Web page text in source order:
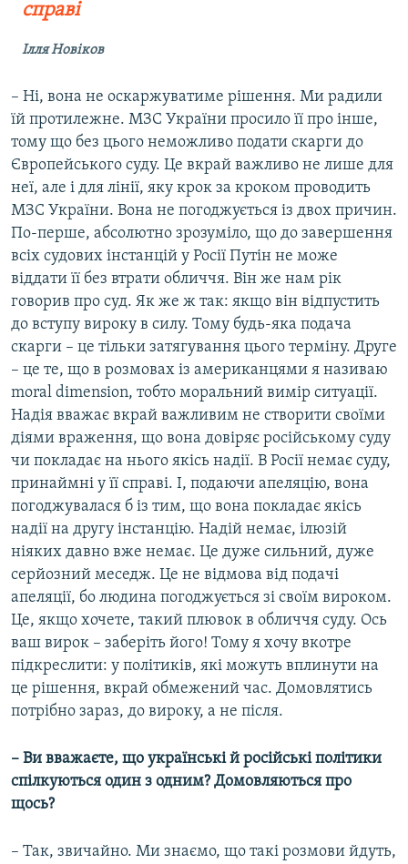
справі
Ілля Новіков
– Ні, вона не оскаржуватиме рішення. Ми радили
їй протилежне. МЗС України просило її про інше,
тому що без цього неможливо подати скарги до
Європейського суду. Це вкрай важливо не лише для
неї, але і для лінії, яку крок за кроком проводить
МЗС України. Вона не погоджується із двох причин.
По-перше, абсолютно зрозуміло, що до завершення
всіх судових інстанцій у Росії Путін не може
віддати її без втрати обличчя. Він же нам рік
говорив про суд. Як же ж так: якщо він відпустить
до вступу вироку в силу. Тому будь-яка подача
скарги – це тільки затягування цього терміну. Друге
– це те, що в розмовах із американцями я називаю
moral dimension, тобто моральний вимір ситуації.
Надія вважає вкрай важливим не створити своїми
діями враження, що вона довіряє російському суду
чи покладає на нього якісь надії. В Росії немає суду,
принаймні у її справі. І, подаючи апеляцію, вона
погоджувалася б із тим, що вона покладає якісь
надії на другу інстанцію. Надій немає, ілюзій
ніяких давно вже немає. Це дуже сильний, дуже
серйозний меседж. Це не відмова від подачі
апеляції, бо людина погоджується зі своїм вироком.
Це, якщо хочете, такий плювок в обличчя суду. Ось
ваш вирок – заберіть його! Тому я хочу вкотре
підкреслити: у політиків, які можуть вплинути на
це рішення, вкрай обмежений час. Домовлятись
потрібно зараз, до вироку, а не після.
– Ви вважаєте, що українські й російські політики
спілкуються один з одним? Домовляються про
щось?
– Так, звичайно. Ми знаємо, що такі розмови йдуть,